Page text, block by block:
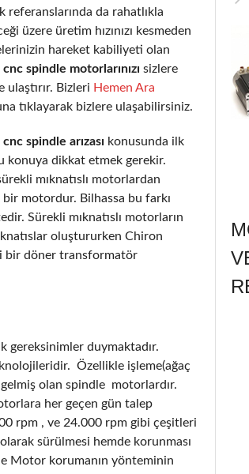
referanslarında da rahatlıkla
üzere üretim hızınızı kesmeden
hareket kabiliyeti olan
spindle motorlarınızı sizlere
ulaştırır. Bizleri Hemen Ara
tıklayarak bizlere ulaşabilirsiniz.
spindle arızası konusunda ilk
konuya dikkat etmek gerekir.
mıknatıslı motorlardan
bir motordur. Bilhassa bu farkı
Sürekli mıknatıslı motorların
oluştururken Chiron
bir döner transformatör
gereksinimler duymaktadır.
Özellikle işleme(ağaç
olan spindle motorlardır.
her geçen gün talep
rpm , ve 24.000 rpm gibi çeşitleri
sürülmesi hemde korunması
Motor korumanın yönteminin